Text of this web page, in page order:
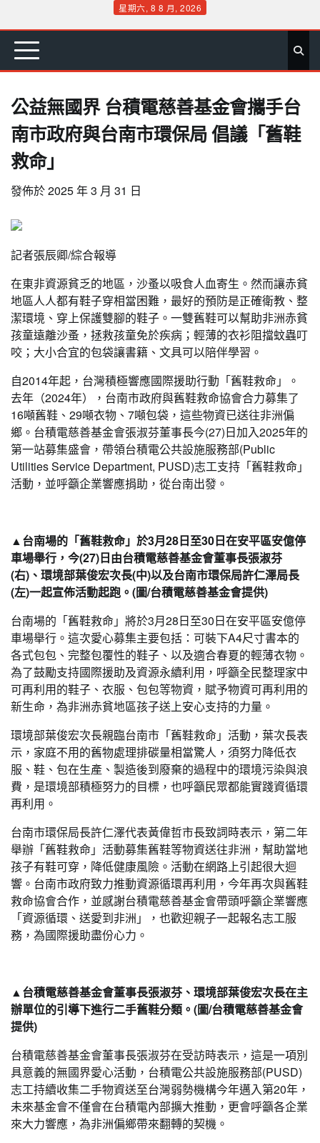
content
星期六, 8 8 月, 2026
首 要 娛 生 社 文 公 運 旅 政 地 專
公益無國界 台積電慈善基金會攜手台
南市政府與台南市環保局 倡議「舊鞋
救命」
發佈於2025 年 3 月 31 日
記者張辰卿/綜合報導
在東非資源貧乏的地區，沙蚤以吸食人血寄生。然而讓赤貧
地區人人都有鞋子穿相當困難，最好的預防是正確衛教、整
潔環境、穿上保護雙腳的鞋子。一雙舊鞋可以幫助非洲赤貧
孩童遠離沙蚤，拯救孩童免於疾病；輕薄的衣衫阻擋蚊蟲叮
咬；大小合宜的包袋讓書籍、文具可以陪伴學習。
自2014年起，台灣積極響應國際援助行動「舊鞋救命」。
去年（2024年），台南市政府與舊鞋救命協會合力募集了
16噸舊鞋、29噸衣物、7噸包袋，這些物資已送往非洲偏
鄉。台積電慈善基金會張淑芬董事長今(27)日加入2025年的
第一站募集盛會，帶領台積電公共設施服務部(Public
Utilities Service Department, PUSD)志工支持「舊鞋救命」
活動，並呼籲企業響應捐助，從台南出發。
▲台南場的「舊鞋救命」於3月28日至30日在安平區安億停
車場舉行，今(27)日由台積電慈善基金會董事長張淑芬
(右)、環境部葉俊宏次長(中)以及台南市環保局許仁澤局長
(左)一起宣佈活動起跑。(圖/台積電慈善基金會提供)
台南場的「舊鞋救命」將於3月28日至30日在安平區安億停
車場舉行。這次愛心募集主要包括：可裝下A4尺寸書本的
各式包包、完整包覆性的鞋子、以及適合春夏的輕薄衣物。
為了鼓勵支持國際援助及資源永續利用，呼籲全民整理家中
可再利用的鞋子、衣服、包包等物資，賦予物資可再利用的
新生命，為非洲赤貧地區孩子送上安心支持的力量。
環境部葉俊宏次長親臨台南市「舊鞋救命」活動，葉次長表
示，家庭不用的舊物處理排碳量相當驚人，須努力降低衣
服、鞋、包在生產、製造後到廢棄的過程中的環境污染與浪
費，是環境部積極努力的目標，也呼籲民眾都能實踐資循環
再利用。
台南市環保局長許仁澤代表黃偉哲市長致詞時表示，第二年
舉辦「舊鞋救命」活動募集舊鞋等物資送往非洲，幫助當地
孩子有鞋可穿，降低健康風險。活動在網路上引起很大迴
響。台南市政府致力推動資源循環再利用，今年再次與舊鞋
救命協會合作，並感謝台積電慈善基金會帶頭呼籲企業響應
「資源循環、送愛到非洲」，也歡迎親子一起報名志工服
務，為國際援助盡份心力。
▲台積電慈善基金會董事長張淑芬、環境部葉俊宏次長在主
辦單位的引導下進行二手舊鞋分類。(圖/台積電慈善基金會
提供)
台積電慈善基金會董事長張淑芬在受訪時表示，這是一項別
具意義的無國界愛心活動，台積電公共設施服務部(PUSD)
志工持續收集二手物資送至台灣弱勢機構今年邁入第20年，
未來基金會不僅會在台積電內部擴大推動，更會呼籲各企業
來大力響應，為非洲偏鄉帶來翻轉的契機。